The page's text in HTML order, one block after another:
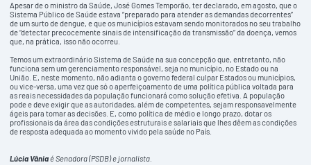
Apesar de o ministro da Saúde, José Gomes Temporão, ter declarado, em agosto, que o
Sistema Público de Saúde estava “preparado para atender as demandas decorrentes”
de um surto de dengue, e que os municípios estavam sendo monitorados no seu trabalho
de “detectar precocemente sinais de intensificação da transmissão” da doença, vemos
que, na prática, isso não ocorreu.
Temos um extraordinário Sistema de Saúde na sua concepção que, entretanto, não
funciona sem um gerenciamento responsável, seja no município, no Estado ou na
União. E, neste momento, não adianta o governo federal culpar Estados ou municípios,
ou vice-versa, uma vez que só o aperfeiçoamento de uma política pública voltada para
as reais necessidades da população funcionará como solução efetiva. A população
pode e deve exigir que as autoridades, além de competentes, sejam responsavelmente
ágeis para tomar as decisões. E, como política de médio e longo prazo, dotar os
profissionais da área das condições estruturais e salariais que lhes dêem as condições
de resposta adequada ao momento vivido pela saúde no País.
Lúcia Vâniaé Senadora (PSDB) e jornalista.